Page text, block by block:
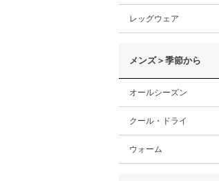
レッグウェア
メンズ＞季節から
オールシーズン
クール・ドライ
ウォーム